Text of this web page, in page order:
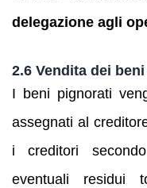
delegazione agli
2.6 Vendita dei
I beni pignorati
assegnati al
i creditori
eventuali residui